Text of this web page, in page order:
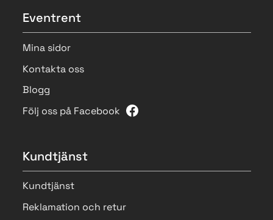
Eventrent
Mina sidor
Kontakta oss
Blogg
Följ oss på Facebook
Kundtjänst
Kundtjänst
Reklamation och retur